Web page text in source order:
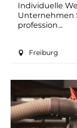
Individuelle
Unternehmen
profession
Freiburg